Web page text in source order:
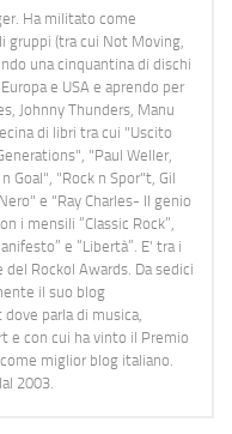
Ha militato come
gruppi (tra cui Not Moving,
una cinquantina di dischi
e USA e aprendo per
Johnny Thunders, Manu
di libri tra cui "Uscito
"Paul Weller,
Goal", "Rock n Spor"t, Gil
e "Ray Charles- Il genio
i mensili “Classic Rock”,
e “Libertà”. E' tra i
Rockol Awards. Da sedici
il suo blog
parla di musica,
e con cui ha vinto il Premio
miglior blog italiano.
2003.